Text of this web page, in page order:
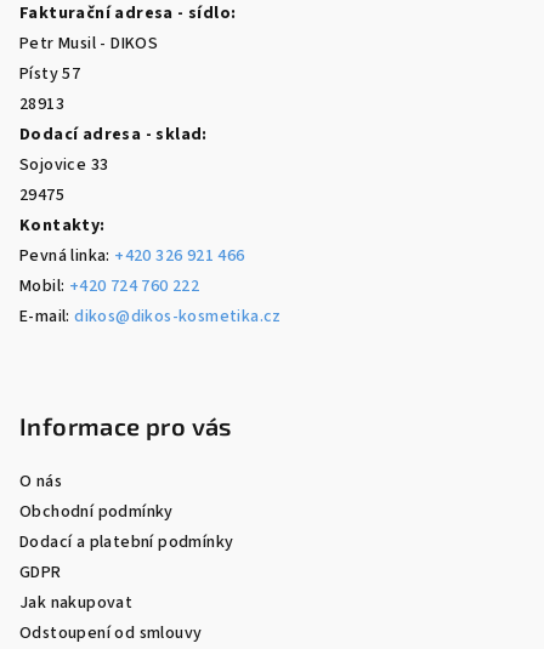
Fakturační adresa - sídlo:
Petr Musil - DIKOS
Písty 57
28913
Dodací adresa - sklad:
Sojovice 33
29475
Kontakty:
Pevná linka: +420 326 921 466
Mobil: +420 724 760 222
E-mail:dikos@dikos-kosmetika.cz
Informace pro vás
O nás
Obchodní podmínky
Dodací a platební podmínky
GDPR
Jak nakupovat
Odstoupení od smlouvy